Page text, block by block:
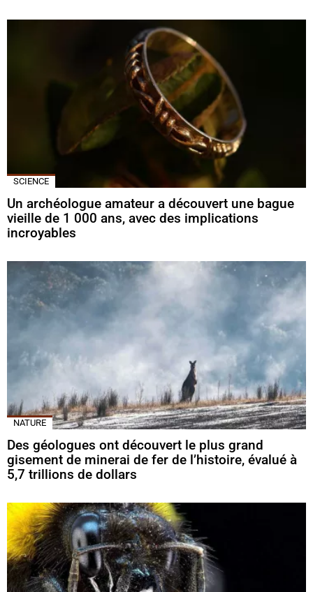
SCIENCE
Un archéologue amateur a découvert une bague
vieille de 1 000 ans, avec des implications
incroyables
NATURE
Des géologues ont découvert le plus grand
gisement de minerai de fer de l’histoire, évalué à
5,7 trillions de dollars